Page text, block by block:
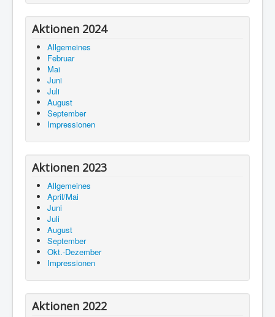
Aktionen 2024
Allgemeines
Februar
Mai
Juni
Juli
August
September
Impressionen
Aktionen 2023
Allgemeines
April/Mai
Juni
Juli
August
September
Okt.-Dezember
Impressionen
Aktionen 2022